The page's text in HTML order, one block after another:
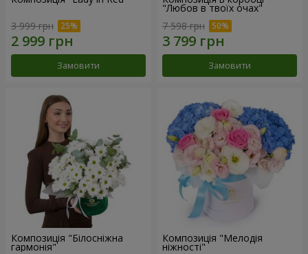
3 999 грн
Замовити
"Любов в твоїх очах"
7 598 грн
Замовити
Композиція "Білосніжна
гармонія"
Композиція "Мелодія
ніжності"